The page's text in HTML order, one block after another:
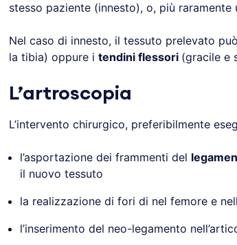
stesso paziente (innesto), o, più
Nel caso di innesto, il tessuto prelevato
la tibia) oppure i tendini flessori (gracile e
L’artroscopia
L’intervento chirurgico, preferibilmente
l’asportazione dei frammenti del
il nuovo tessuto
la realizzazione di fori di nel femore e
l’inserimento del neo-legamento